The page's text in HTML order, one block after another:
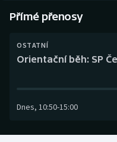
Dostihy
Přímé přenosy
OSTATNÍ
Orientační běh: SP
Dnes, 10:50-15:00